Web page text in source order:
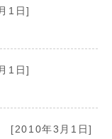
1日]
1日]
[2010年3月1日]